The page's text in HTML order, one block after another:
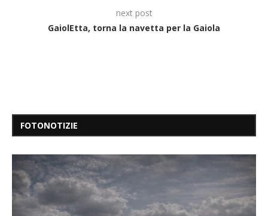
next post
GaiolEtta, torna la navetta per la Gaiola
FOTONOTIZIE